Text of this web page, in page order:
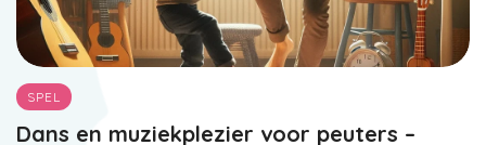
SPEL
Dans en muziekplezier voor peuters –